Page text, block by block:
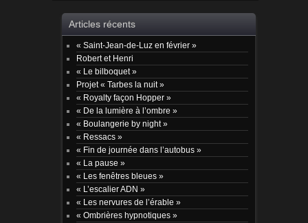
Articles récents
« Saint-Jean-de-Luz en février »
Robert et Henri
« Le bilboquet »
Projet « Tarbes la nuit »
« Royalty façon Hopper »
« De la lumière à l’ombre »
« Boulangerie by night »
« Ressacs »
« Fin de journée dans l’autobus »
« La pause »
« Les fenêtres bleues »
« L’escalier ADN »
« Les nervures de l’érable »
« Ombrières hypnotiques »